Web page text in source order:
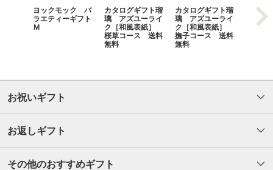
ヨックモック バ
ラエティーギフト
Ｍ
カタログギフト瑠
璃 アズユーライ
ク［和風表紙］
桜草コース 送料
無料
カタログギフト瑠
璃 アズユーライ
ク［和風表紙］
撫子コース 送料
無料
抗菌・
去 洗
お祝いギフト
お返しギフト
その他のおすすめギフト